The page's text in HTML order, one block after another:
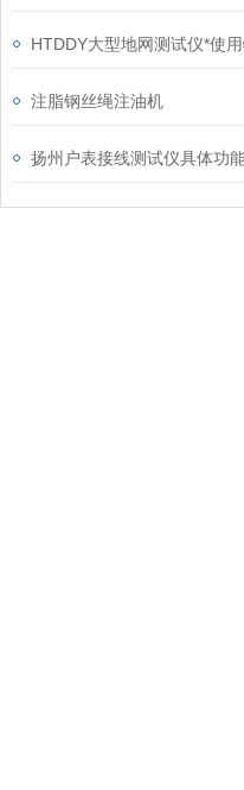
HTDDY大型地网测试仪*使
注脂钢丝绳注油机
扬州户表接线测试仪具体功